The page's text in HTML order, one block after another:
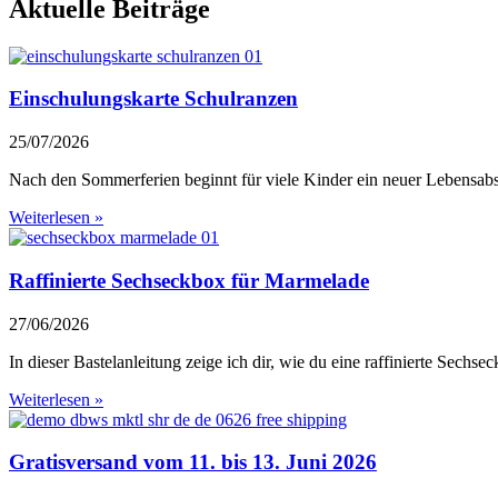
Aktuelle Beiträge
Einschulungskarte Schulranzen
25/07/2026
Nach den Sommerferien beginnt für viele Kinder ein neuer
Weiterlesen »
Raffinierte Sechseckbox für Marmelade
27/06/2026
In dieser Bastelanleitung zeige ich dir, wie du eine raffinierte
Weiterlesen »
Gratisversand vom 11. bis 13. Juni 2026